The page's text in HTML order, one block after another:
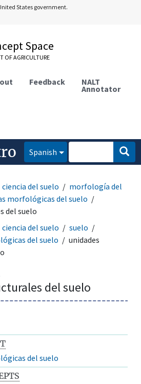
States government.
Space
OF AGRICULTURE
Feedback NALT
Annotator
Spanish
ciencia del suelo
morfología del
morfológicas del suelo
del suelo
ciencia del suelo
suelo
del suelo
unidades
del suelo
del suelo